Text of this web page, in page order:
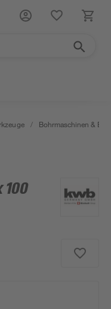
/ Bohrmaschinen &
100